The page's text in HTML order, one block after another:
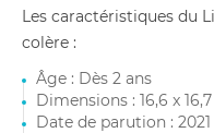
Les caractéristiques du
colère :
Âge : Dès 2 ans
Dimensions : 16,6 x
Date de parution : 2021